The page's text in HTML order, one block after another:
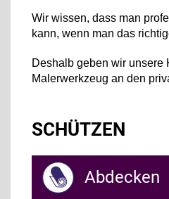
Wir wissen, dass man
kann, wenn man das
Deshalb geben wir unsere
Malerwerkzeug an den
SCHÜTZEN
Abdecken